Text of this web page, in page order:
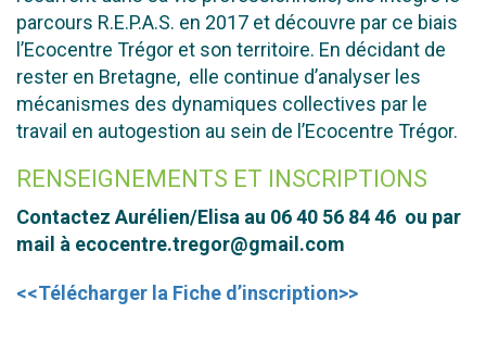
parcours R.E.P.A.S. en 2017 et découvre par ce biais
l’Ecocentre Trégor et son territoire. En décidant de
rester en Bretagne, elle continue d’analyser les
mécanismes des dynamiques collectives par le
travail en autogestion au sein de l’Ecocentre Trégor.
RENSEIGNEMENTS ET INSCRIPTIONS
Contactez Aurélien/Elisa au 06 40 56 84 46 ou par
mail à ecocentre.tregor@gmail.com
<<Télécharger la Fiche d’inscription>>